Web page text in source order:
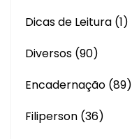
Dicas de Leitura (1)
Diversos (90)
Encadernação (89)
Filiperson (36)